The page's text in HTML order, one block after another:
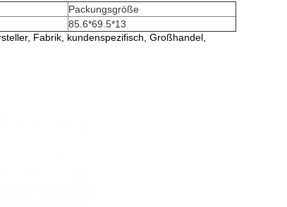
Packungsgröße
85.6*69.5*13
Fabrik, kundenspezifisch, Großhandel,